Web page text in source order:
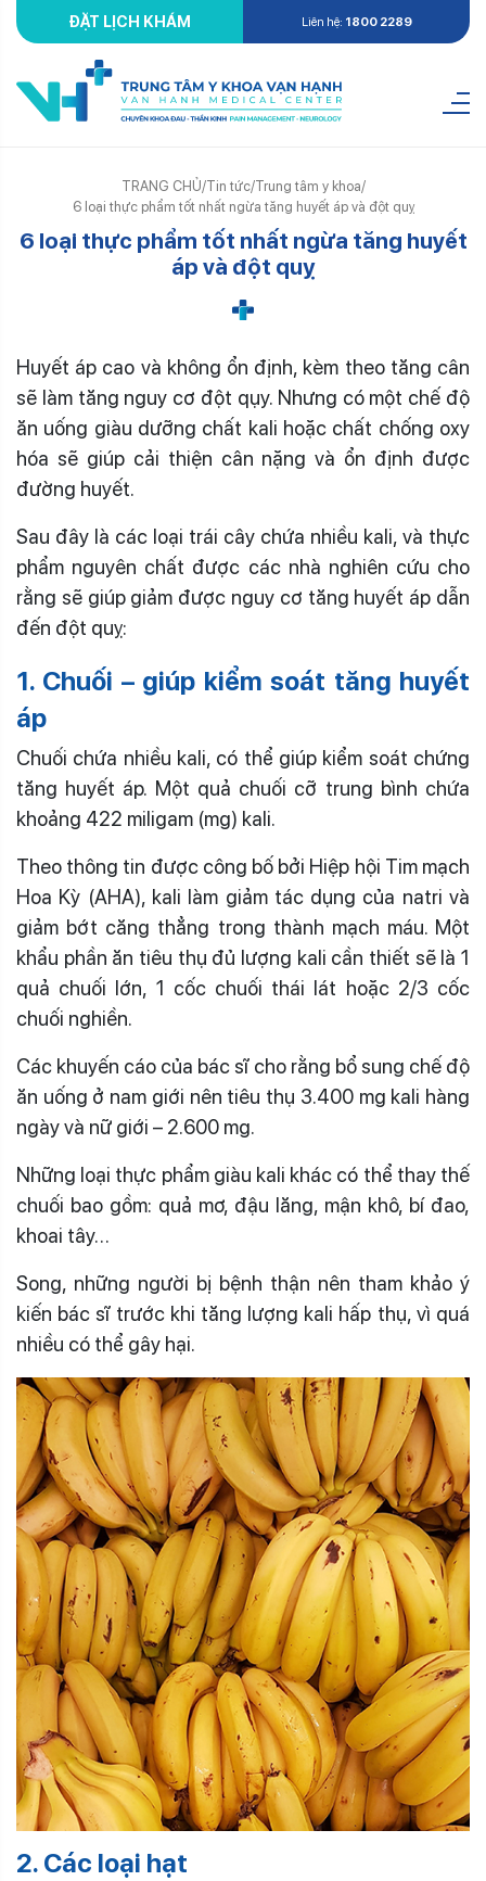
ĐẶT LỊCH KHÁM Liên hệ: 1800 2289
TRANG CHỦ/Tin tức/Trung tâm y khoa/
6 loại thực phẩm tốt nhất ngừa tăng huyết áp và đột quỵ
6 loại thực phẩm tốt nhất ngừa tăng huyết
áp và đột quỵ
Huyết áp cao và không ổn định, kèm theo tăng cân
sẽ làm tăng nguy cơ đột qụy. Nhưng có một chế độ
ăn uống giàu dưỡng chất kali hoặc chất chống oxy
hóa sẽ giúp cải thiện cân nặng và ổn định được
đường huyết.
Sau đây là các loại trái cây chứa nhiều kali, và thực
phẩm nguyên chất được các nhà nghiên cứu cho
rằng sẽ giúp giảm được nguy cơ tăng huyết áp dẫn
đến đột quỵ:
1. Chuối – giúp kiểm soát tăng huyết
áp
Chuối chứa nhiều kali, có thể giúp kiểm soát chứng
tăng huyết áp. Một quả chuối cỡ trung bình chứa
khoảng 422 miligam (mg) kali.
Theo thông tin được công bố bởi Hiệp hội Tim mạch
Hoa Kỳ (AHA), kali làm giảm tác dụng của natri và
giảm bớt căng thẳng trong thành mạch máu. Một
khẩu phần ăn tiêu thụ đủ lượng kali cần thiết sẽ là 1
quả chuối lớn, 1 cốc chuối thái lát hoặc 2/3 cốc
chuối nghiền.
Các khuyến cáo của bác sĩ cho rằng bổ sung chế độ
ăn uống ở nam giới nên tiêu thụ 3.400 mg kali hàng
ngày và nữ giới – 2.600 mg.
Những loại thực phẩm giàu kali khác có thể thay thế
chuối bao gồm: quả mơ, đậu lăng, mận khô, bí đao,
khoai tây…
Song, những người bị bệnh thận nên tham khảo ý
kiến bác sĩ trước khi tăng lượng kali hấp thụ, vì quá
nhiều có thể gây hại.
2. Các loại hạt